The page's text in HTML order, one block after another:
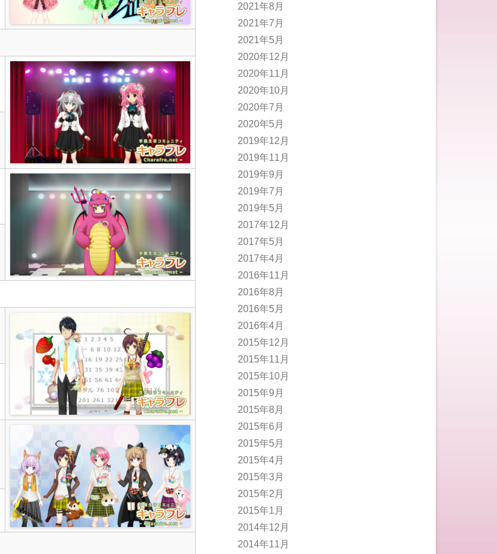
2021年8月
2021年7月
2021年5月
2020年12月
2020年11月
2020年10月
2020年7月
2020年5月
2019年12月
2019年11月
2019年9月
2019年7月
2019年5月
2017年12月
2017年5月
2017年4月
2016年11月
2016年8月
2016年5月
2016年4月
2015年12月
2015年11月
2015年10月
2015年9月
2015年8月
2015年6月
2015年5月
2015年4月
2015年3月
2015年2月
2015年1月
2014年12月
2014年11月